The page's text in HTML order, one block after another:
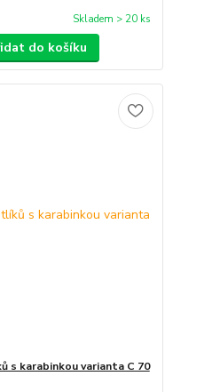
Skladem > 20 ks
do košíku
s karabinkou varianta C 70